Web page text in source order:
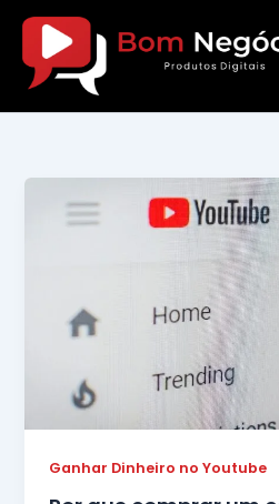
conteúdo
Ganhar Dinheiro no Youtube